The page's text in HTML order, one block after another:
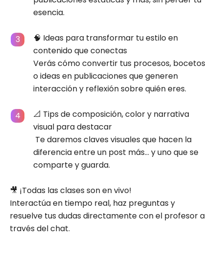
esencia.
🧠 Ideas para transformar tu estilo en
contenido que conectas
Verás cómo convertir tus procesos, bocetos
o ideas en publicaciones que generen
interacción y reflexión sobre quién eres.
📐 Tips de composición, color y narrativa
visual para destacar
Te daremos claves visuales que hacen la
diferencia entre un post más… y uno que se
comparte y guarda.
🎥 ¡Todas las clases son en vivo!
Interactúa en tiempo real, haz preguntas y
resuelve tus dudas directamente con el profesor a
través del chat.